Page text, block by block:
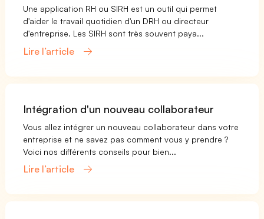
Une application RH ou SIRH est un outil qui permet
d'aider le travail quotidien d'un DRH ou directeur
d'entreprise. Les SIRH sont très souvent paya...
Lire l’article
Intégration d'un nouveau collaborateur
Vous allez intégrer un nouveau collaborateur dans votre
entreprise et ne savez pas comment vous y prendre ?
Voici nos différents conseils pour bien...
Lire l’article